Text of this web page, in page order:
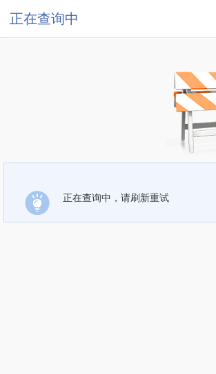
正在查询中
正在查询中，请刷新重试